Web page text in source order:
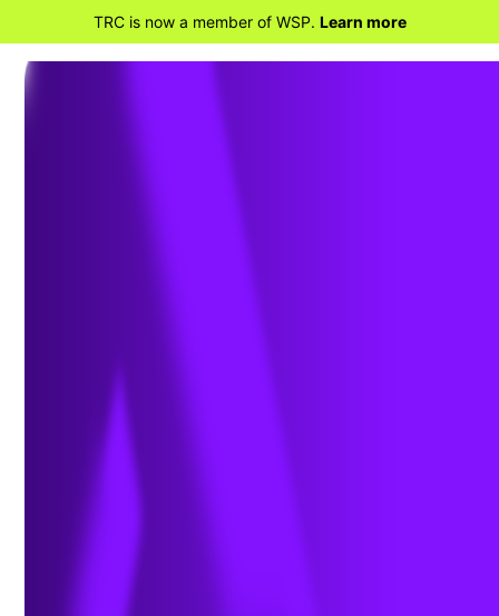
TRC is now a member of WSP. Learn more
Consultation
spécialisée